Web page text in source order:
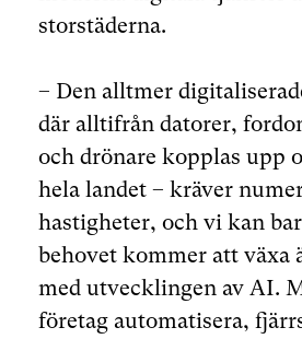
storstäderna.
– Den alltmer
där alltifrån datorer,
och drönare kopplas upp
hela landet – kräver
hastigheter, och vi kan
behovet kommer att växa
med utvecklingen av AI.
företag automatisera,